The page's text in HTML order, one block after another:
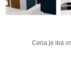
Cena je iba